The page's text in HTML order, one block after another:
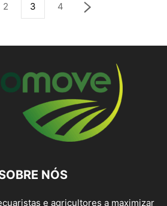
2 3 4
NÓS
e agricultores a maximizar